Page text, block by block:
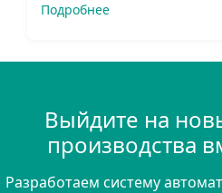
Подробнее
Выйдите на
производства
Разработаем систему